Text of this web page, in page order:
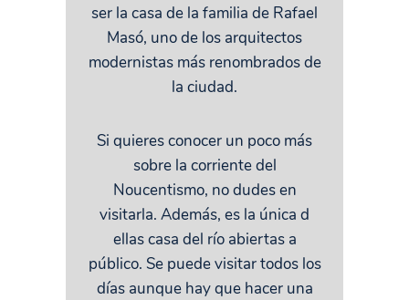
ser la casa de la familia de Rafael
Masó, uno de los arquitectos
modernistas más renombrados de
la ciudad.
Si quieres conocer un poco más
sobre la corriente del
Noucentismo, no dudes en
visitarla. Además, es la única d
ellas casa del río abiertas a
público. Se puede visitar todos los
días aunque hay que hacer una